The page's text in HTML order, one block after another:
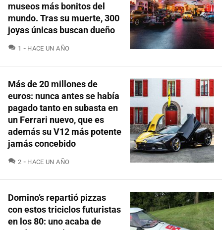
museos más bonitos del
mundo. Tras su muerte, 300
joyas únicas buscan dueño
1 COMENTARIOS
HACE UN AÑO
Más de 20 millones de
euros: nunca antes se había
pagado tanto en subasta en
un Ferrari nuevo, que es
además su V12 más potente
jamás concebido
2 COMENTARIOS
HACE UN AÑO
Domino’s repartió pizzas
con estos triciclos futuristas
en los 80: uno acaba de